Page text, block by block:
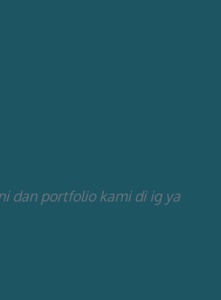
dan portfolio kami di ig ya